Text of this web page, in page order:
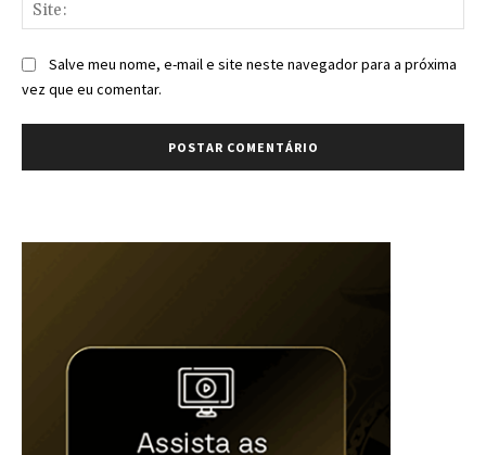
Salve meu nome, e-mail e site neste navegador para a próxima
vez que eu comentar.